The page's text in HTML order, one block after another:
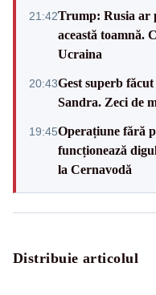
21:42Trump: Rusia ar
această toamnă.
Ucraina
20:43Gest superb
Sandra. Zeci de
19:45Operațiune fără
funcționează
la Cernavodă
Distribuie articolul